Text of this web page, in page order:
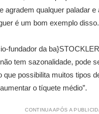
agradem qualquer paladar
é um bom exemplo disso.
fundador da
tem sazonalidade, pode
que possibilita muitos tipos
o tíquete médio”.
CONTINUA APÓS A